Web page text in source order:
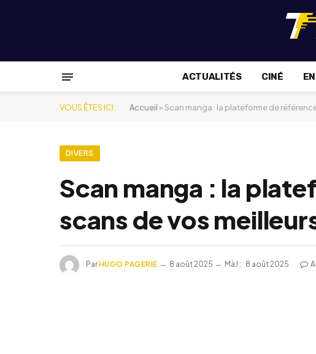
ACTUALITÉS CINÉ
VOUS ÊTES ICI : Accueil »Scan manga : la plateforme de
DIVERS
Scan manga : la
scans de vos
ParHUGO PAGERIE 8 août 2025 MàJ : 8 août 2025